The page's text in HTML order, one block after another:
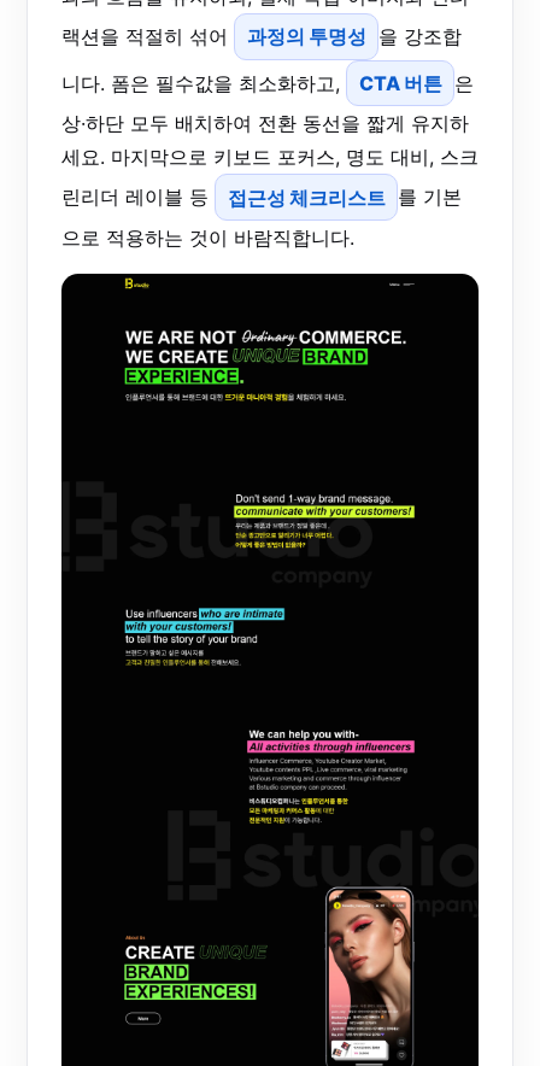
랙션을 적절히 섞어
과정의 투명성 을 강조합
니다. 폼은 필수값을 최소화하고,
CTA 버튼 은
상·하단 모두 배치하여 전환 동선을 짧게 유지하
세요. 마지막으로 키보드 포커스, 명도 대비, 스크
린리더 레이블 등
접근성 체크리스트 를 기본
으로 적용하는 것이 바람직합니다.